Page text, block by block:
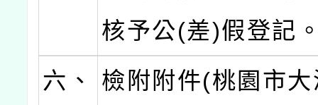
核予公(差)假登記
六、
檢附附件(桃園市